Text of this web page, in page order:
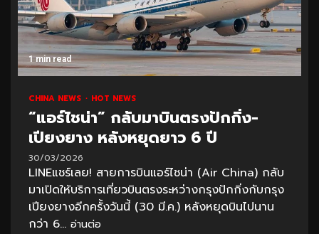
1 min read
CHINA NEWS HOT NEWS
“แอร์ไชน่า” กลับมาบินตรงปักกิ่ง-
เปียงยาง หลังหยุดยาว 6 ปี
30/03/2026
LINEแชร์เลย! สายการบินแอร์ไชน่า (Air China) กลับ
มาเปิดให้บริการเที่ยวบินตรงระหว่างกรุงปักกิ่งกับกรุง
เปียงยางอีกครั้งวันนี้ (30 มี.ค.) หลังหยุดบินไปนาน
กว่า 6... อ่านต่อ